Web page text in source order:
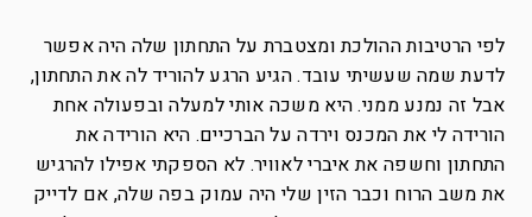
לפי הרטיבות ההולכת ומצטברת על התחתון שלה היה אפשר
לדעת שמה שעשיתי עובד. הגיע הרגע להוריד לה את התחתון,
אבל זה נמנע ממני. היא משכה אותי למעלה ובפעולה אחת
הורידה לי את המכנס וירדה על הברכיים. היא הורידה את
התחתון וחשפה את איברי לאוויר. לא הספקתי אפילו להרגיש
את משב הרוח וכבר הזין שלי היה עמוק בפה שלה, אם לדייק